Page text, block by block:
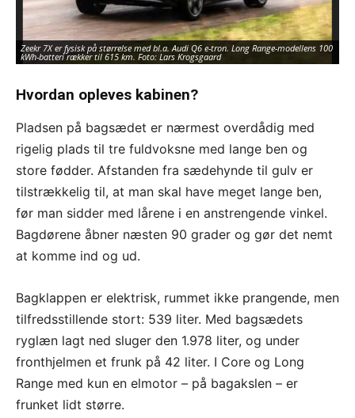
Zeekr 7X er fysisk på størrelse med bl.a. Audi Q6 e-tron. Long Range-modellens 100
kWh-batteri rækker til 615 km. Foto: Lars Krogsgaard
Hvordan opleves kabinen?
Pladsen på bagsædet er nærmest overdådig med
rigelig plads til tre fuldvoksne med lange ben og
store fødder. Afstanden fra sædehynde til gulv er
tilstrækkelig til, at man skal have meget lange ben,
før man sidder med lårene i en anstrengende vinkel.
Bagdørene åbner næsten 90 grader og gør det nemt
at komme ind og ud.
Bagklappen er elektrisk, rummet ikke prangende, men
tilfredsstillende stort: 539 liter. Med bagsædets
ryglæn lagt ned sluger den 1.978 liter, og under
fronthjelmen et frunk på 42 liter. I Core og Long
Range med kun en elmotor – på bagakslen – er
frunket lidt større.